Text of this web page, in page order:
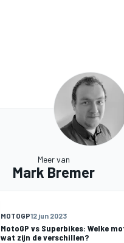
Meer van
Mark Bremer
MOTOGP12 jun 2023
MotoGP vs Superbikes: Welke
wat zijn de verschillen?